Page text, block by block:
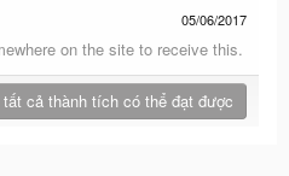
05/06/2017
on the site to receive this.
tất cả thành tích có thể đạt được